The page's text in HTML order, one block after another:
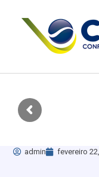
admin fevereiro